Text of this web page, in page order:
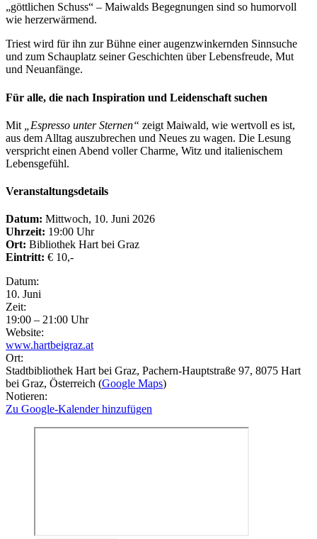
„göttlichen Schuss“ – Maiwalds Begegnungen sind so humorvoll
wie herzerwärmend.
Triest wird für ihn zur Bühne einer augenzwinkernden Sinnsuche
und zum Schauplatz seiner Geschichten über Lebensfreude, Mut
und Neuanfänge.
Für alle, die nach Inspiration und Leidenschaft suchen
Mit „Espresso unter Sternen“ zeigt Maiwald, wie wertvoll es ist,
aus dem Alltag auszubrechen und Neues zu wagen. Die Lesung
verspricht einen Abend voller Charme, Witz und italienischem
Lebensgefühl.
Veranstaltungsdetails
Datum: Mittwoch, 10. Juni 2026
Uhrzeit: 19:00 Uhr
Ort: Bibliothek Hart bei Graz
Eintritt: € 10,-
Eventdetails
Datum:
10. Juni
Zeit:
19:00 – 21:00 Uhr
Website:
www.hartbeigraz.at
Ort:
Stadtbibliothek Hart bei Graz, Pachern-Hauptstraße 97, 8075 Hart
bei Graz, Österreich (Google Maps)
Notieren:
Zu Google-Kalender hinzufügen